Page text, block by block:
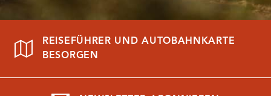
REISEFÜHRER UND AUTOBAHNKARTE
BESORGEN